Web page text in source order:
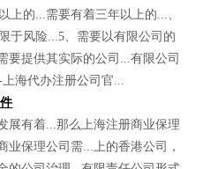
上的...需要有着三年以上的...、
于风险...5、需要以有限公司的
要提供其实际的公司...有限公司
海代办注册公司官...
展有着...那么上海注册商业保理
业保理公司需...上的香港公司，